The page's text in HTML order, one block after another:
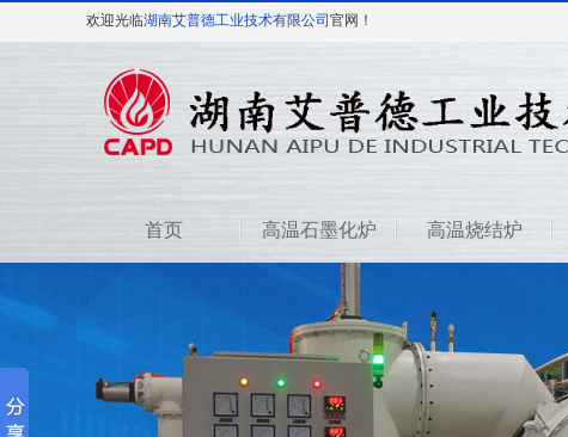
欢迎光临湖南艾普德工业技术有限公司 官网！
首页 高温石墨化炉 高温烧结炉